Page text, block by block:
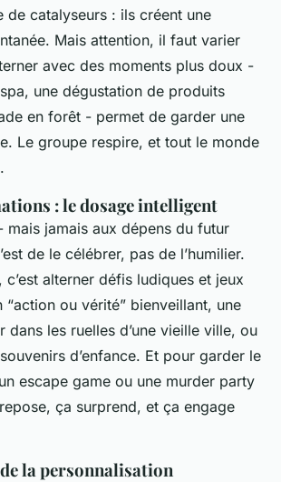
catalyseurs : ils créent une
Mais attention, il faut varier
avec des moments plus doux -
une dégustation de produits
en forêt - permet de garder une
Le groupe respire, et tout le monde
: le dosage intelligent
mais jamais aux dépens du futur
de le célébrer, pas de l’humilier.
alterner défis ludiques et jeux
ou vérité” bienveillant, une
dans les ruelles d’une vieille ville, ou
d’enfance. Et pour garder le
escape game ou une murder party
ça surprend, et ça engage
la personnalisation